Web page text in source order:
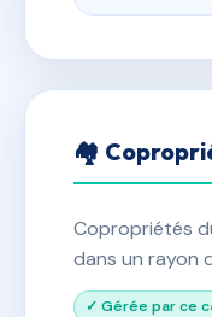
🏘
Copropriétés
dans un rayon
✓ Gérée par ce